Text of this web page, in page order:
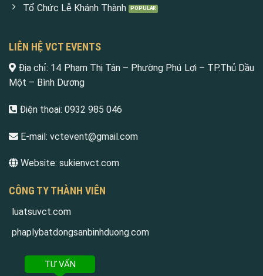
Tổ Chức Lễ Khánh Thành
LIÊN HỆ VCT EVENTS
Địa chỉ: 14 Phạm Thị Tân – Phường Phú Lợi – TP.Thủ Dầu
Một – Bình Dương
Điện thoại: 0932 985 046
E-mail: vctevent@gmail.com
Website: sukienvct.com
CÔNG TY THÀNH VIÊN
luatsuvct.com
phaplybatdongsanbinhduong.com
TƯ VẤN